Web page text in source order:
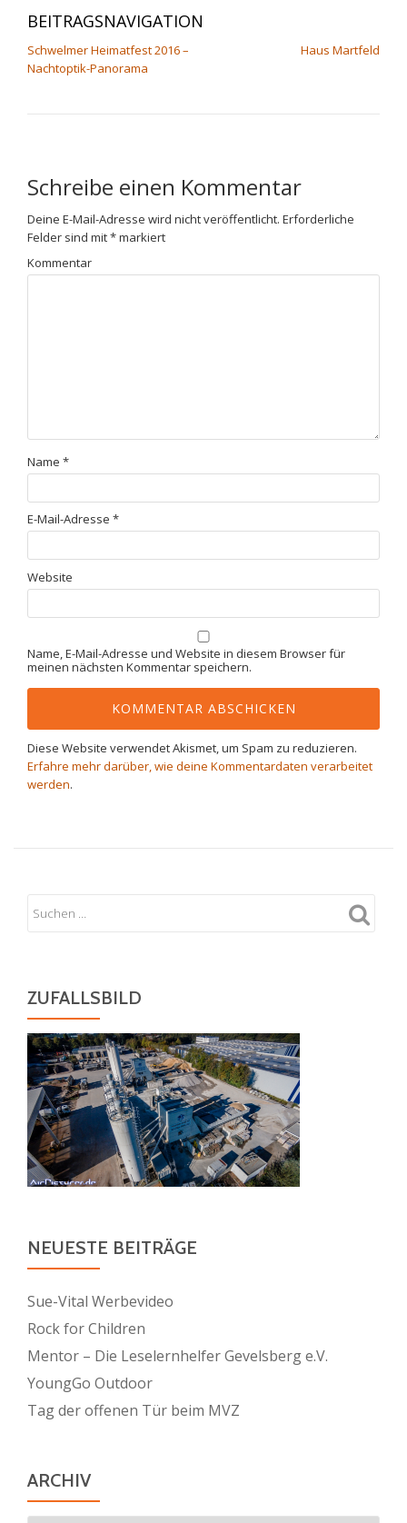
BEITRAGSNAVIGATION
Schwelmer Heimatfest 2016 –
Nachtoptik-Panorama
Haus Martfeld
Schreibe einen Kommentar
Deine E-Mail-Adresse wird nicht veröffentlicht. Erforderliche
Felder sind mit*markiert
Kommentar
Name *
E-Mail-Adresse *
Website
Name, E-Mail-Adresse und Website in diesem Browser für
meinen nächsten Kommentar speichern.
Diese Website verwendet Akismet, um Spam zu reduzieren.
Erfahre mehr darüber, wie deine Kommentardaten verarbeitet
werden.
ZUFALLSBILD
NEUESTE BEITRÄGE
Sue-Vital Werbevideo
Rock for Children
Mentor – Die Leselernhelfer Gevelsberg e.V.
YoungGo Outdoor
Tag der offenen Tür beim MVZ
ARCHIV